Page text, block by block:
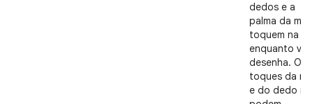
dedos e a
palma da
toquem na
enquanto
desenha. Os
toques da
e do dedo